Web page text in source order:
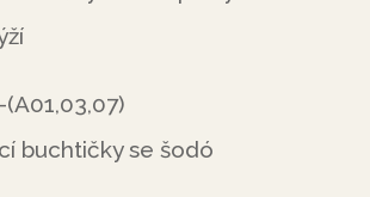
buchtičky se šodó